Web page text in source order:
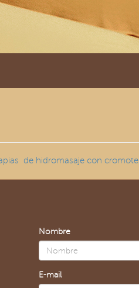
de hidromasaje con
Nombre
E-mail